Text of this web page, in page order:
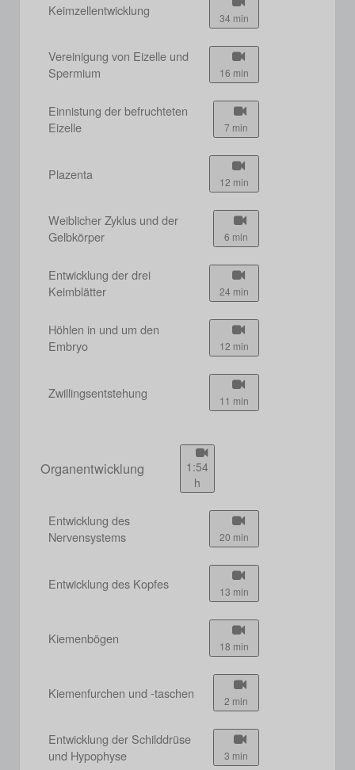
Keimzellentwicklung 34 min
Vereinigung von Eizelle und
Spermium
16 min
Einnistung der befruchteten
Eizelle
7 min
Plazenta 12 min
Weiblicher Zyklus und der
Gelbkörper
6 min
Entwicklung der drei
Keimblätter
24 min
Höhlen in und um den
Embryo
12 min
Zwillingsentstehung 11 min
Organentwicklung
1:54
h
Entwicklung des
Nervensystems
20 min
Entwicklung des Kopfes 13 min
Kiemenbögen 18 min
Kiemenfurchen und -taschen 2 min
Entwicklung der Schilddrüse
und Hypophyse
3 min